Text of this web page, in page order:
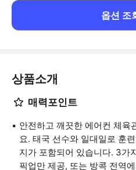
옵션 조
상품소개
매력포인트
안전하고 깨끗한 에어컨 체육
요. 태국 선수와 일대일로 훈
지가 포함되어 있습니다. 3가
픽업만 제공, 또는 방콕 전역